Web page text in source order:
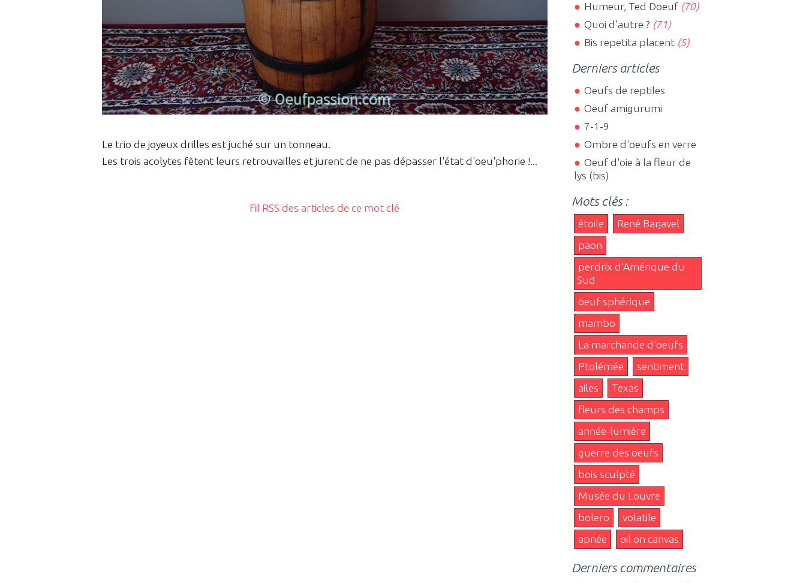
Le trio de joyeux drilles est juché sur un tonneau.
Les trois acolytes fêtent leurs retrouvailles et jurent de ne pas dépasser l'état d'oeu'phorie !...
Fil RSS des articles de ce mot clé
Humeur, Ted Doeuf(70)
Quoi d'autre ? (71)
Bis repetita placent(5)
Derniers articles
Oeufs de reptiles
Oeuf amigurumi
7-1-9
Ombre d'oeufs en verre
Oeuf d'oie à la fleur de
lys (bis)
Mots clés :
étoile
René Barjavel
paon
perdrix d'Amérique du
Sud
oeuf sphérique
mambo
La marchande d'oeufs
Ptolémée
sentiment
ailes
Texas
fleurs des champs
année-lumière
guerre des oeufs
bois sculpté
Musée du Louvre
bolero
volatile
apnée
oil on canvas
Derniers commentaires